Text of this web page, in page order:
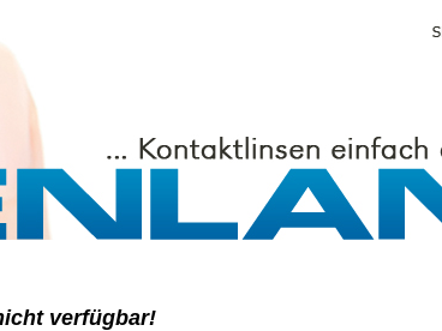
verfügbar!